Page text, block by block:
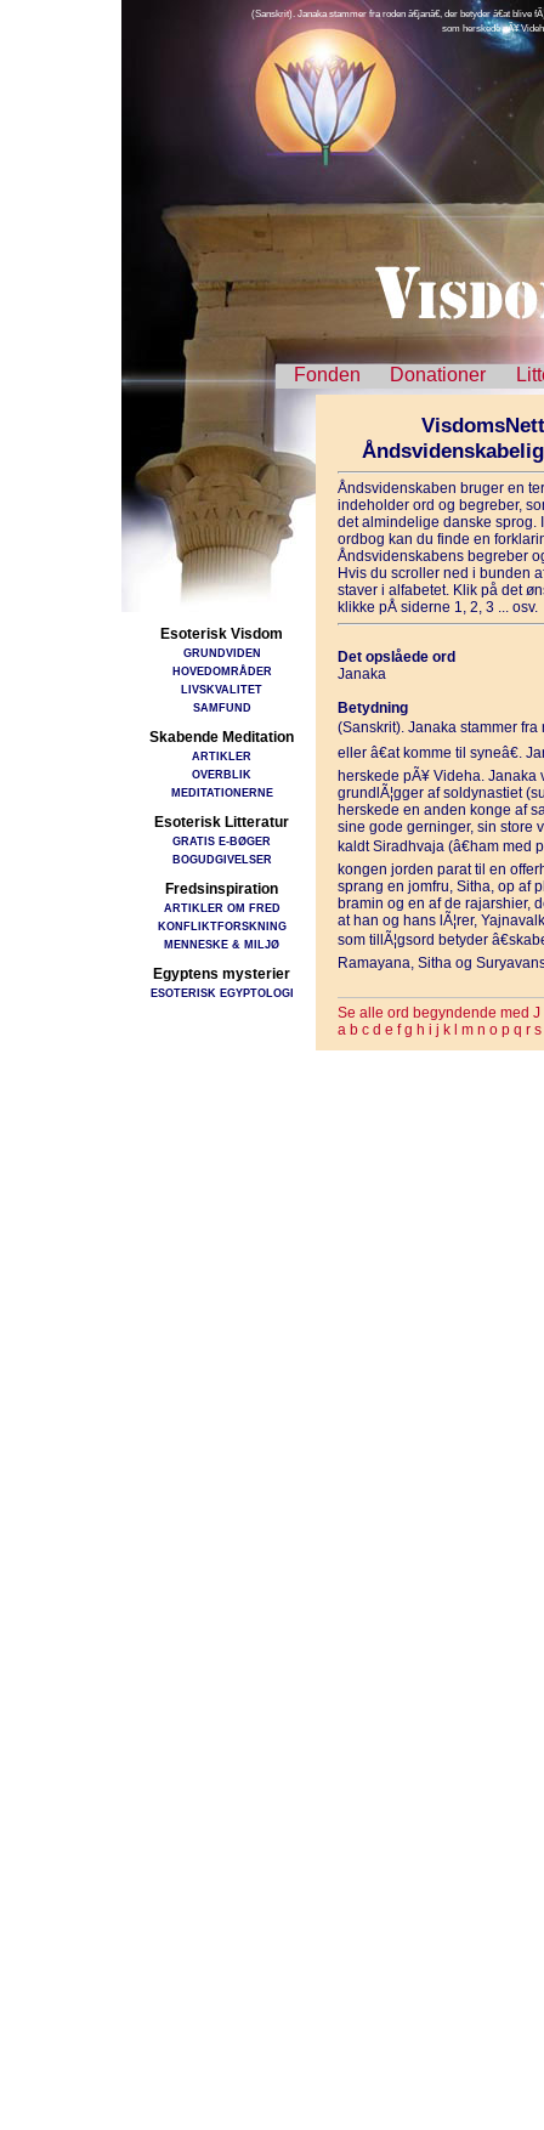
(Sanskrit). Janaka stammer fra roden â€janâ€, der betyder â€at blive
som herskede pÃ¥
Fonden Donationer
Esoterisk Visdom
GRUNDVIDEN
HOVEDOMRÅDER
LIVSKVALITET
SAMFUND
Skabende Meditation
ARTIKLER
OVERBLIK
MEDITATIONERNE
Esoterisk Litteratur
GRATIS E-BØGER
BOGUDGIVELSER
Fredsinspiration
ARTIKLER OM FRED
KONFLIKTFORSKNING
MENNESKE & MILJØ
Egyptens mysterier
ESOTERISK EGYPTOLOGI
Åndsvidenskaben bruger en
indeholder ord og begreber,
det almindelige danske sprog.
ordbog kan du finde en
Åndsvidenskabens begreber
Hvis du scroller ned i bunden
staver i alfabetet. Klik på det
klikke pÅ siderne 1, 2, 3 ... osv.
Det opslåede ord
Janaka
Betydning
(Sanskrit). Janaka stammer fra
eller â€at komme til syneâ€.
herskede pÃ¥ Videha. Janaka
grundlÃ¦gger af soldynastiet
herskede en anden konge af
sine gode gerninger, sin store
kaldt Siradhvaja (â€ham med
kongen jorden parat til en
sprang en jomfru, Sitha, op af
bramin og en af de rajarshier,
at han og hans lÃ¦rer,
som tillÃ¦gsord betyder
Ramayana, Sitha og
Se alle ord begyndende med J
a b c d e f g h i j k m n o p q r s